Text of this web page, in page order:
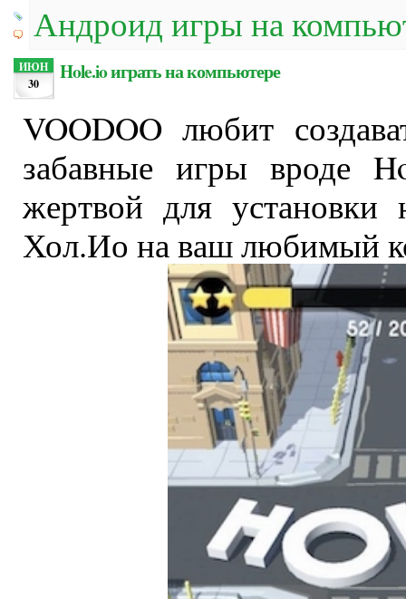
Андроид игры на
ИЮН
30
Hole.io играть на компьютере
VOODOO любит
забавные игры вроде
жертвой для
Хол.Ио на ваш любимый